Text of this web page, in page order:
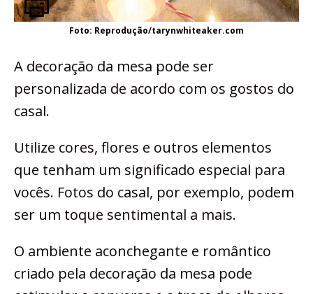
Foto: Reprodução/tarynwhiteaker.com
A decoração da mesa pode ser
personalizada de acordo com os gostos do
casal.
Utilize cores, flores e outros elementos
que tenham um significado especial para
vocês. Fotos do casal, por exemplo, podem
ser um toque sentimental a mais.
O ambiente aconchegante e romântico
criado pela decoração da mesa pode